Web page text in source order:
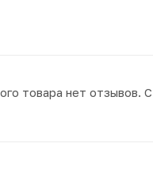
товара нет отзывов.